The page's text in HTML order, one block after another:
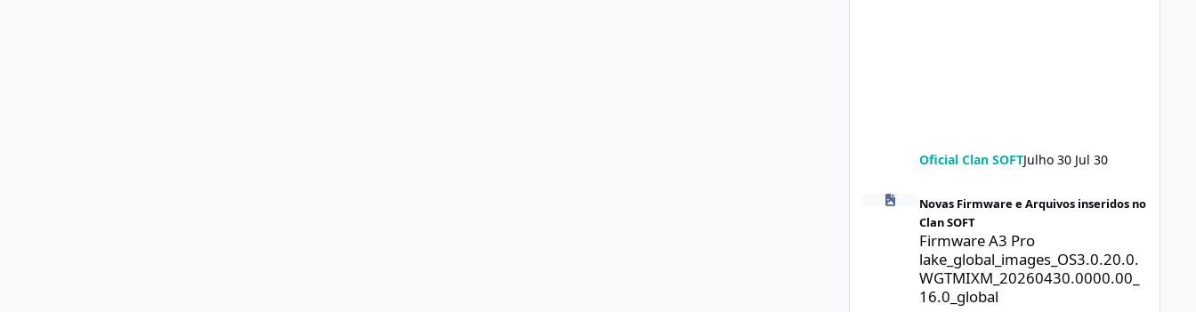
Oficial Clan SOFTJulho 30 Jul 30
Novas Firmware e Arquivos inseridos no
Clan SOFT
Firmware A3 Pro
lake_global_images_OS3.0.20.0.
WGTMIXM_20260430.0000.00_
16.0_global